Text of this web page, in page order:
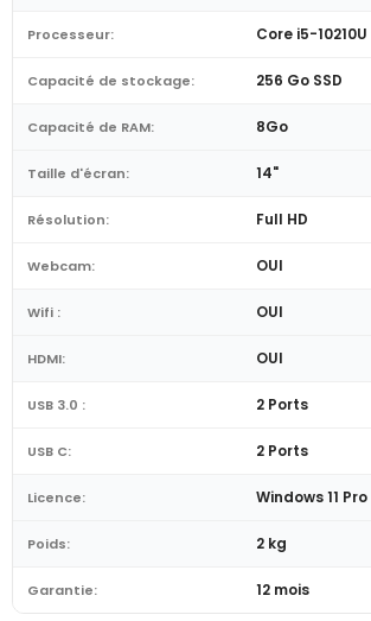
Processeur: Core i5-10210U
Capacité de stockage: 256 Go SSD
Capacité de RAM: 8Go
Taille d'écran: 14"
Résolution: Full HD
Webcam: OUI
Wifi : OUI
HDMI: OUI
USB 3.0 : 2 Ports
USB C: 2 Ports
Licence: Windows 11 Pro
Poids: 2 kg
Garantie: 12 mois